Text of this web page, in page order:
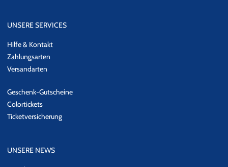
UNSERE SERVICES
Hilfe & Kontakt
Zahlungsarten
Versandarten
Geschenk-Gutscheine
Colortickets
Ticketversicherung
UNSERE NEWS